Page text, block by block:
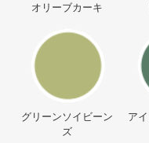
オリーブカーキ
グリーンソイビーン
ズ
ア